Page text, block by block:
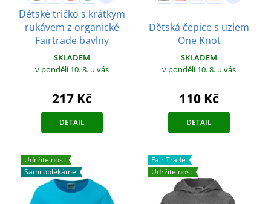
Dětské tričko s krátkým
rukávem z organické
Fairtrade bavlny
SKLADEM
v pondělí 10. 8. u vás
217 Kč
DETAIL
Dětská čepice s uzlem
One Knot
SKLADEM
v pondělí 10. 8. u vás
110 Kč
DETAIL
Udržitelnost
Sami oblékáme
Fair Trade
Udržitelnost